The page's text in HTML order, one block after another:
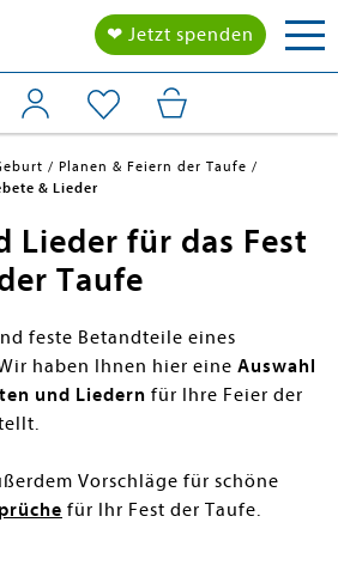
❤ Jetzt spenden
Planen & Feiern der Taufe
& Lieder
Lieder für das Fest
Taufe
feste Betandteile eines
haben Ihnen hier eine Auswahl
und Liedern für Ihre Feier der
Vorschläge für schöne
für Ihr Fest der Taufe.